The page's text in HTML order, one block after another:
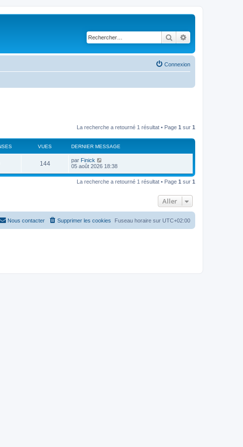
Rechercher
Connexion
La recherche a retourné 1 résultat • Page 1 sur 1
VUES DERNIER MESSAGE
144 par Finick
05 août 2026 18:38
La recherche a retourné 1 résultat • Page 1 sur 1
Aller
Fuseau horaire sur UTC+02:00
Supprimer les cookies
Nous contacter